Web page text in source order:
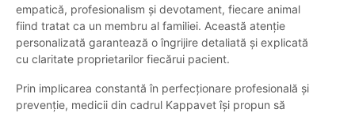
empatică, profesionalism și devotament, fiecare animal
fiind tratat ca un membru al familiei. Această atenție
personalizată garantează o îngrijire detaliată și explicată
cu claritate proprietarilor fiecărui pacient.
Prin implicarea constantă în perfecționare profesională și
prevenție, medicii din cadrul Kappavet își propun să